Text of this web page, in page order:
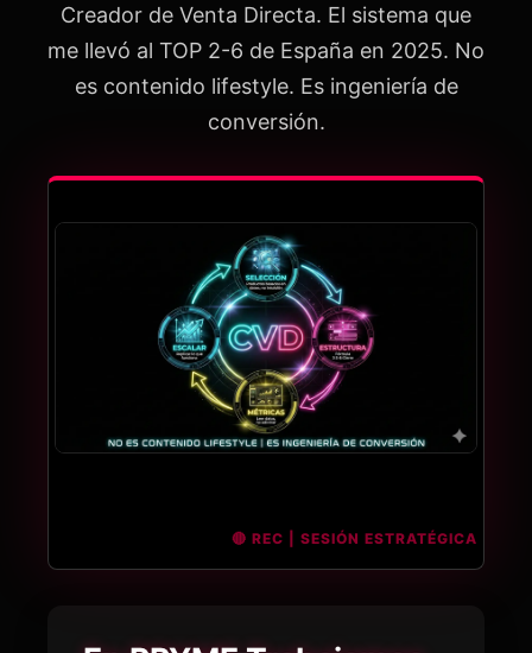
Creador de Venta Directa. El sistema que
me llevó al TOP 2-6 de España en 2025. No
es contenido lifestyle. Es ingeniería de
conversión.